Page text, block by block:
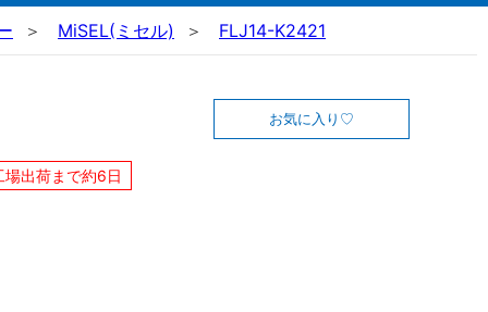
MiSEL(ミセル) FLJ14-K2421
お気に入り
場出荷まで約6日